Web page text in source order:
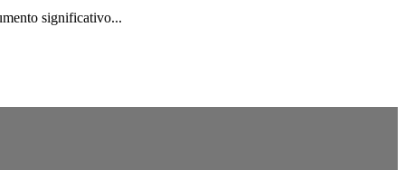
significativo...